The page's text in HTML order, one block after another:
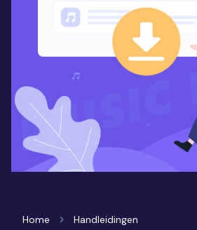
Home
Handleidingen